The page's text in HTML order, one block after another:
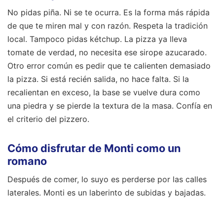
No pidas piña. Ni se te ocurra. Es la forma más rápida
de que te miren mal y con razón. Respeta la tradición
local. Tampoco pidas kétchup. La pizza ya lleva
tomate de verdad, no necesita ese sirope azucarado.
Otro error común es pedir que te calienten demasiado
la pizza. Si está recién salida, no hace falta. Si la
recalientan en exceso, la base se vuelve dura como
una piedra y se pierde la textura de la masa. Confía en
el criterio del pizzero.
Cómo disfrutar de Monti como un
romano
Después de comer, lo suyo es perderse por las calles
laterales. Monti es un laberinto de subidas y bajadas.